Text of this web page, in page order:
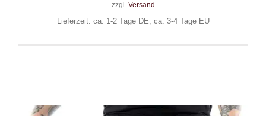
zzgl. Versand
Lieferzeit: ca. 1-2 Tage DE, ca. 3-4 Tage EU